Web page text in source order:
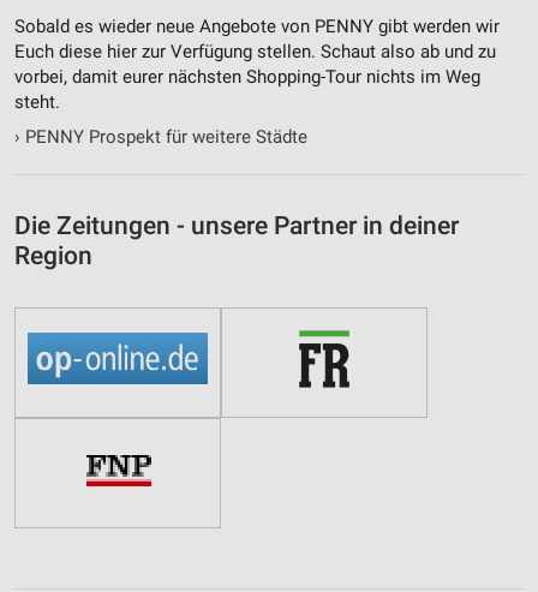
Sobald es wieder neue Angebote von PENNY gibt werden wir
Euch diese hier zur Verfügung stellen. Schaut also ab und zu
vorbei, damit eurer nächsten Shopping-Tour nichts im Weg
steht.
› PENNY Prospekt für weitere Städte
Die Zeitungen - unsere Partner in deiner
Region